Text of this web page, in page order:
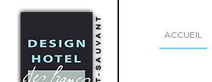
ACCUEIL